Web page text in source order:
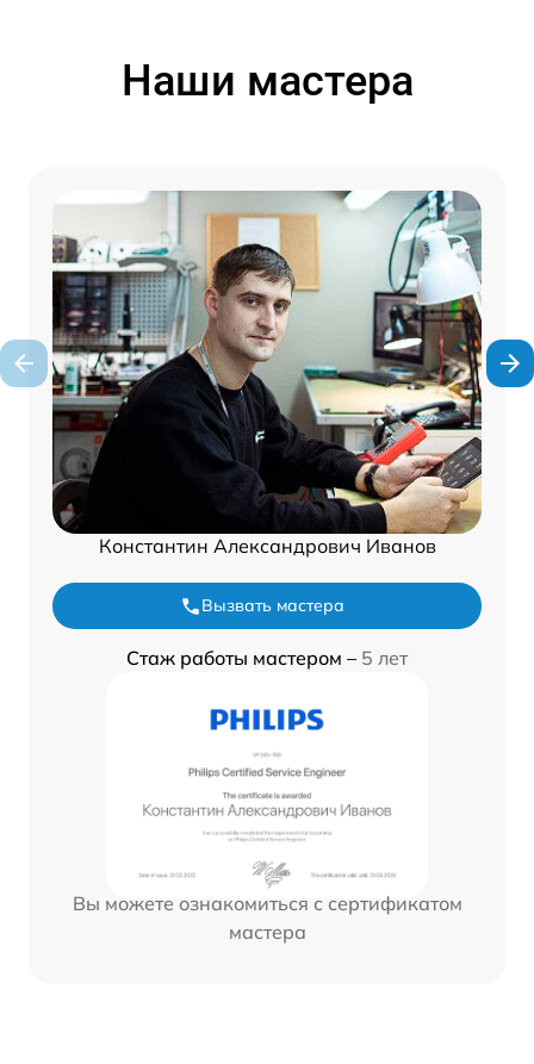
Наши мастера
Константин Александрович Иванов
Вызвать мастера
Стаж работы мастером – 5 лет
Вы можете ознакомиться с сертификатом
мастера